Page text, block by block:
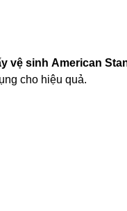
vệ sinh American
cho hiệu quả.